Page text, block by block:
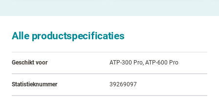
Alle productspecificaties
Geschikt voor ATP-300 Pro, ATP-600 Pro
Statistieknummer 39269097